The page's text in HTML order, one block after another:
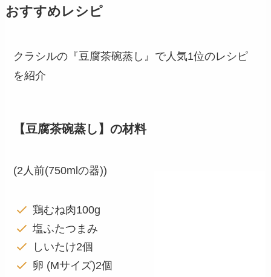
おすすめレシピ
クラシルの『豆腐茶碗蒸し』で人気1位のレシピ
を紹介
【豆腐茶碗蒸し】の材料
(2人前(750mlの器))
鶏むね肉100g
塩ふたつまみ
しいたけ2個
卵 (Mサイズ)2個